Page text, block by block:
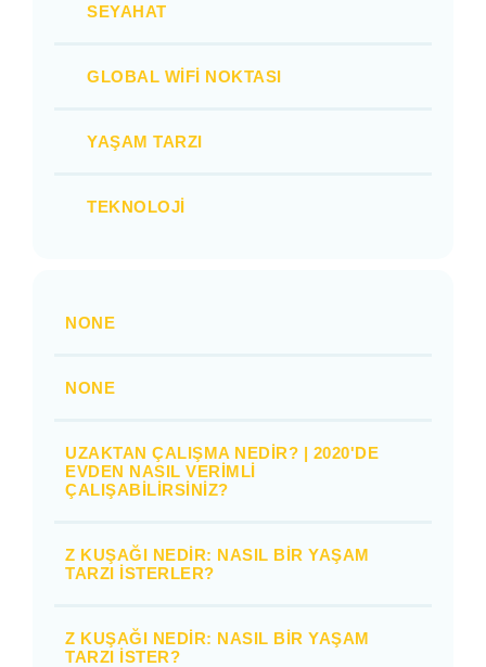
SEYAHAT
GLOBAL WIFI NOKTASI
YAŞAM TARZI
TEKNOLOJI
NONE
NONE
UZAKTAN ÇALIŞMA NEDIR? | 2020'DE
EVDEN NASIL VERIMLI
ÇALIŞABILIRSINIZ?
Z KUŞAĞI NEDIR: NASIL BIR YAŞAM
TARZI İSTERLER?
Z KUŞAĞI NEDIR: NASIL BIR YAŞAM
TARZI İSTER?